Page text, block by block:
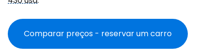
Comparar preços - reservar um carro